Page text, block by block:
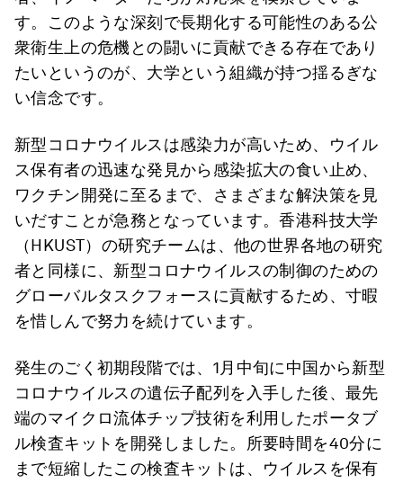
す。このような深刻で長期化する可能性のある公
衆衛生上の危機との闘いに貢献できる存在であり
たいというのが、大学という組織が持つ揺るぎな
い信念です。
新型コロナウイルスは感染力が高いため、ウイル
ス保有者の迅速な発見から感染拡大の食い止め、
ワクチン開発に至るまで、さまざまな解決策を見
いだすことが急務となっています。香港科技大学
（HKUST）の研究チームは、他の世界各地の研究
者と同様に、新型コロナウイルスの制御のための
グローバルタスクフォースに貢献するため、寸暇
を惜しんで努力を続けています。
発生のごく初期段階では、1月中旬に中国から新型
コロナウイルスの遺伝子配列を入手した後、最先
端のマイクロ流体チップ技術を利用したポータブ
ル検査キットを開発しました。所要時間を40分に
まで短縮したこの検査キットは、ウイルスを保有